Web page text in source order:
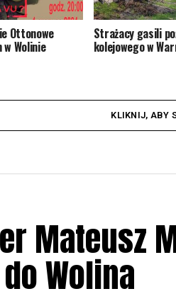
Ottonowe
w Wolinie
Strażacy gasili
kolejowego w
KLIKNIJ, ABY
Mateusz
Wolina